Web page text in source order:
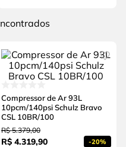
Compressor de Ar 93L
10pcm/140psi Schulz Bravo
CSL 10BR/100
R$ 5.379,00
R$ 4.319,90 -20%